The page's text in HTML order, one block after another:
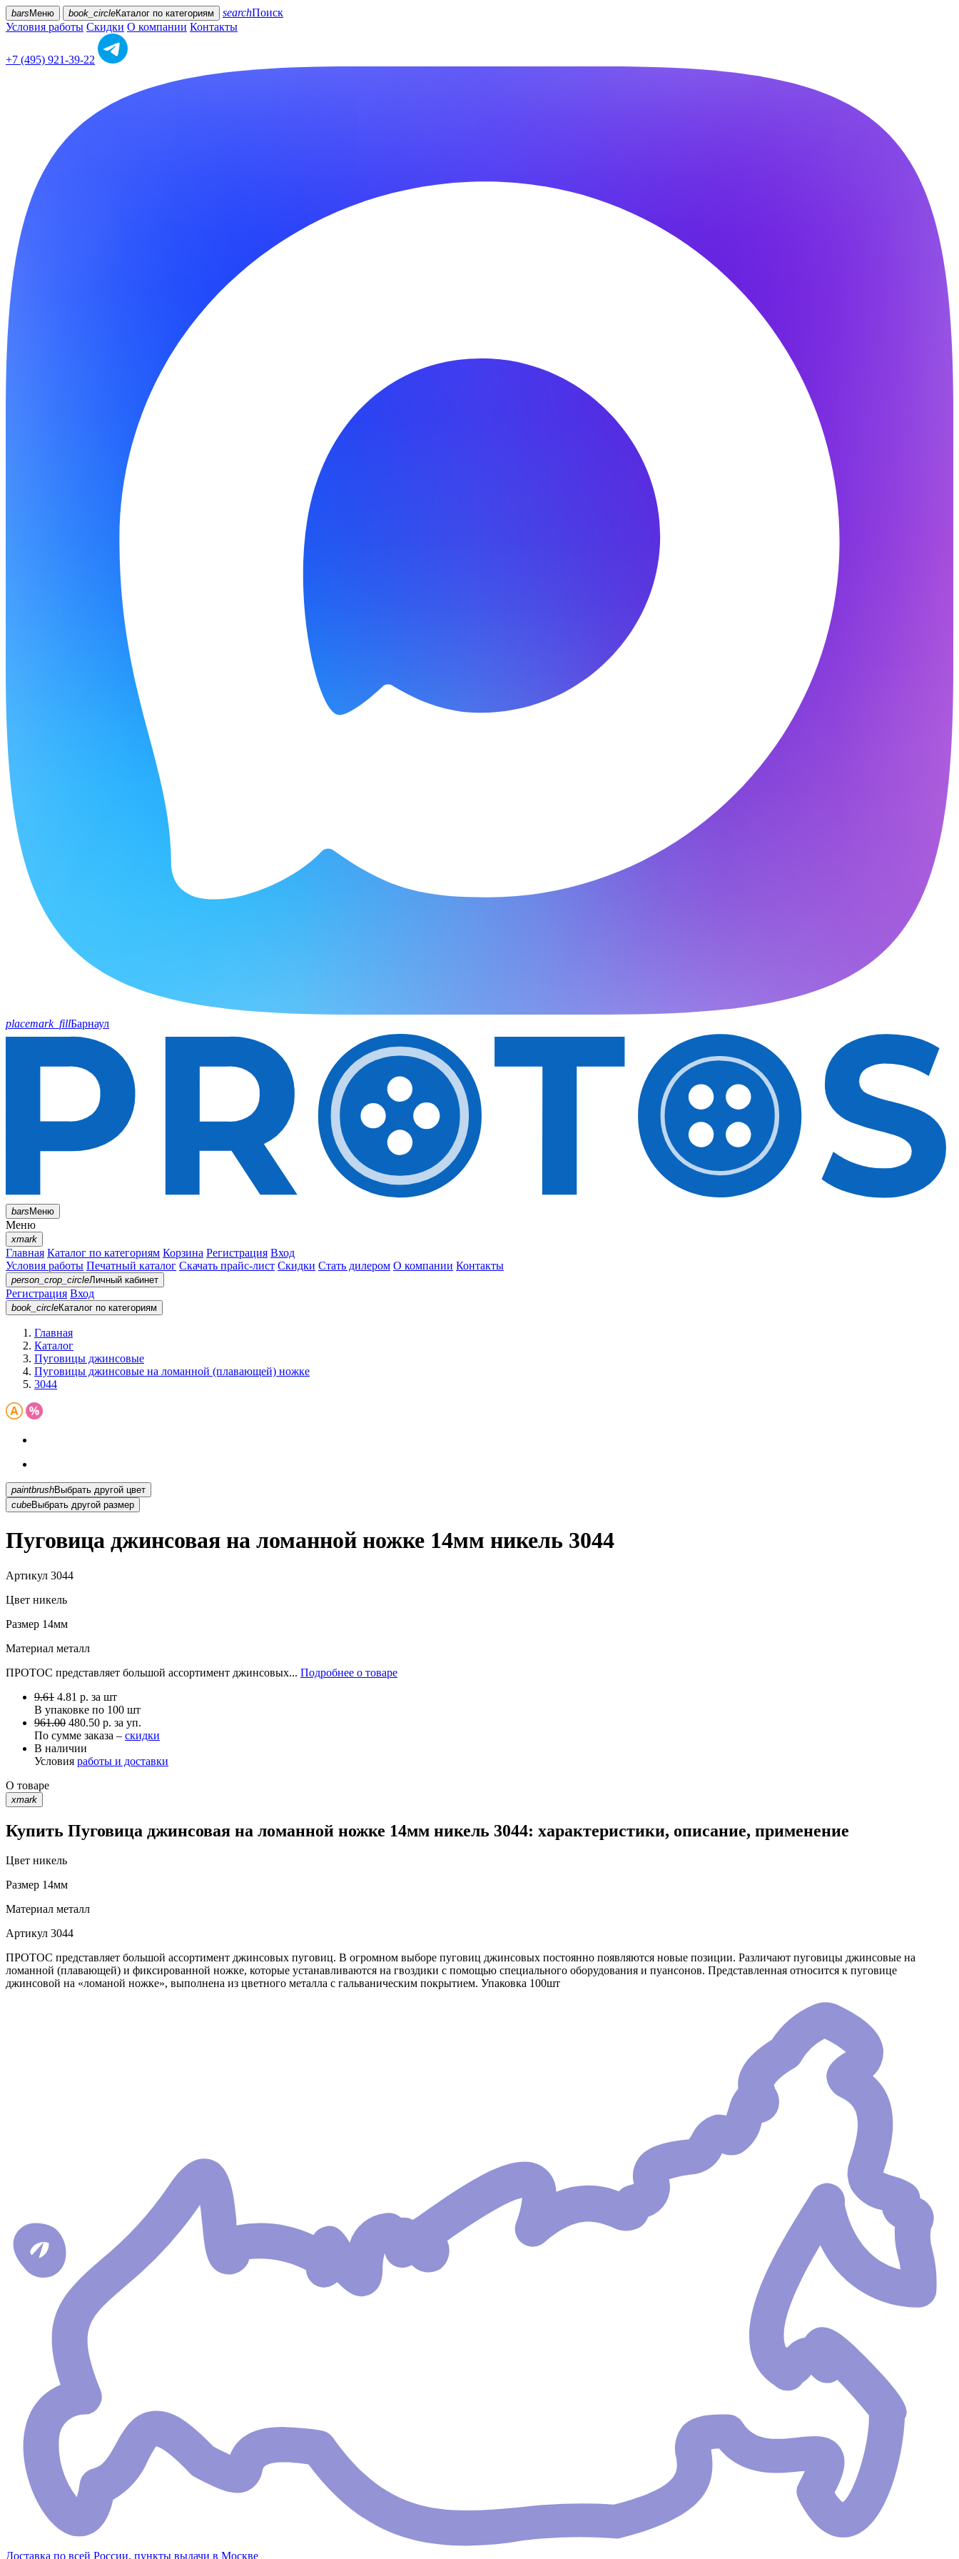
bars Меню book_circleКаталог по категориям searchПоиск
Условия работы Скидки О компании Контакты
+7 (495) 921-39-22
placemark_fillБарнаул
barsМеню
Меню
xmark
Главная Каталог по категориям Корзина Регистрация Вход
Условия работы Печатный каталог Скачать прайс-лист Скидки Стать дилером О компании Контакты
person_crop_circleЛичный кабинет
Регистрация Вход
book_circleКаталог по категориям
Главная
Каталог
Пуговицы джинсовые
Пуговицы джинсовые на ломанной (плавающей) ножке
3044
paintbrush
Выбрать другой цвет
cubeВыбрать другой размер
Пуговица джинсовая на ломанной ножке 14мм никель 3044
Артикул 3044
Цвет никель
Размер 14мм
Материал металл
ПРОТОС представляет большой ассортимент джинсовых... Подробнее о товаре
9.61 4.81 р. за шт
В упаковке по 100 шт
961.00 480.50 р. за уп.
По сумме заказа – скидки
В наличии
Условия работы и доставки
О товаре
xmark
Купить Пуговица джинсовая на ломанной ножке 14мм никель 3044: характеристики, описание, применение
Цвет никель
Размер 14мм
Материал металл
Артикул 3044
ПРОТОС представляет большой ассортимент джинсовых пуговиц. В огромном выборе пуговиц джинсовых постоянно появляются новые позиции. Различают пуговицы джинсовые на
ломанной (плавающей) и фиксированной ножке, которые устанавливаются на гвоздики с помощью специального оборудования и пуансонов. Представленная относится к пуговице
джинсовой на «ломаной ножке», выполнена из цветного металла с гальваническим покрытием. Упаковка 100шт
Доставка по всей России, пункты выдачи в Москве